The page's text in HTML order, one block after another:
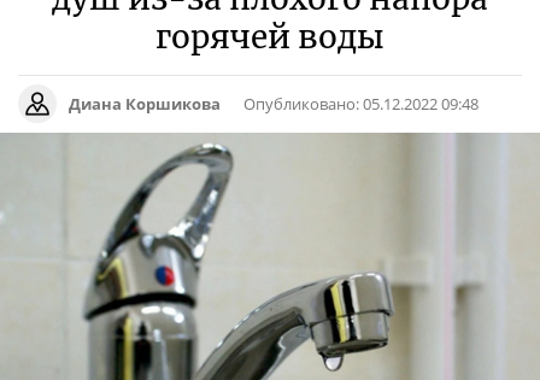
горячей воды
Диана Коршикова Опубликовано:05.12.2022 09:48